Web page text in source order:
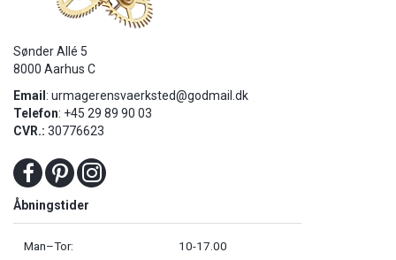
Sønder Allé 5
8000 Aarhus C
Email : urmagerensvaerksted@godmail.dk
Telefon: +45 29 89 90 03
CVR.: 30776623
Åbningstider
Man–Tor: 10-17.00